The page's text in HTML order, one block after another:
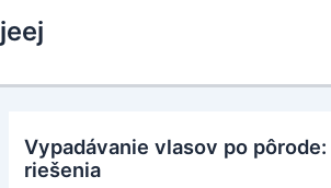
to
jeej
Vypadávanie vlasov po
riešenia